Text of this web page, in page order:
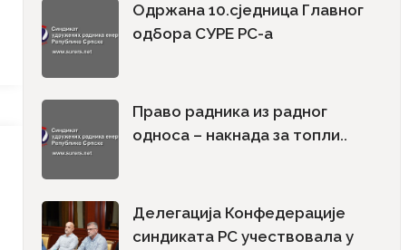
Одржана 10.сједница Главног
одбора СУРЕ РС-а
Право радника из радног
односа – накнада за топли..
Делегација Конфедерације
синдиката РС учествовала у